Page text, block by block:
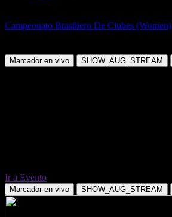
Campeonato Brasiliero De Clubes (Women)
Marcador en vivo SHOW_AUG_STREAM
Ir a Evento
Marcador en vivo SHOW_AUG_STREAM